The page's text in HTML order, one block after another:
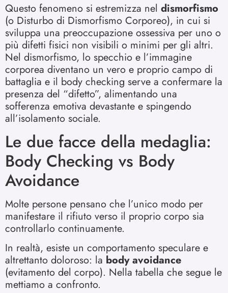
Questo fenomeno si estremizza nel dismorfismo
(o Disturbo di Dismorfismo Corporeo), in cui si
sviluppa una preoccupazione ossessiva per uno o
più difetti fisici non visibili o minimi per gli altri.
Nel dismorfismo, lo specchio e l’immagine
corporea diventano un vero e proprio campo di
battaglia e il body checking serve a confermare la
presenza del “difetto”, alimentando una
sofferenza emotiva devastante e spingendo
all’isolamento sociale.
Le due facce della medaglia:
Body Checking vs Body
Avoidance
Molte persone pensano che l’unico modo per
manifestare il rifiuto verso il proprio corpo sia
controllarlo continuamente.
In realtà, esiste un comportamento speculare e
altrettanto doloroso: la body avoidance
(evitamento del corpo). Nella tabella che segue le
mettiamo a confronto.